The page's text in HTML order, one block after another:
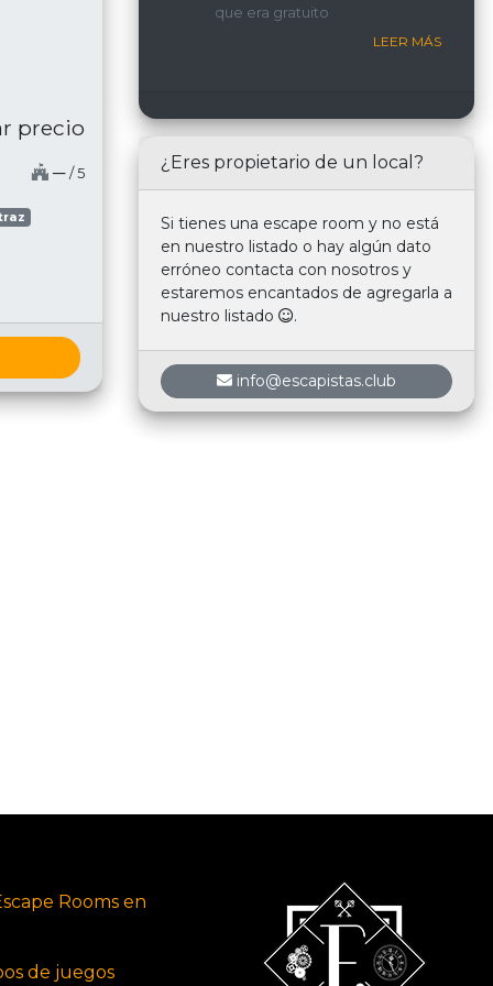
precio
─ / 5
nosotros.
que era gratuito
LEER MÁS
¿Eres propietario de un local?
Si tienes una escape room y no está
en nuestro listado o hay algún dato
erróneo contacta con nosotros y
estaremos encantados de agregarla a
nuestro listado
.
info@escapistas.club
Rooms en
de juegos